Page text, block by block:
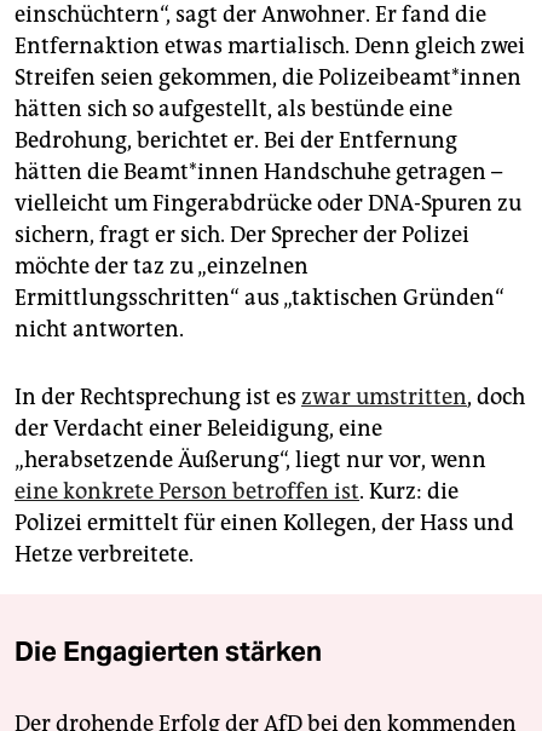
einschüchtern“, sagt der Anwohner. Er fand die
Entfernaktion etwas martialisch. Denn gleich zwei
Streifen seien gekommen, die Polizeibeamt*in­nen
hätten sich so aufgestellt, als bestünde eine
Bedrohung, berichtet er. Bei der Entfernung
hätten die Be­am­t*in­nen Handschuhe getragen –
vielleicht um Fingerabdrücke oder DNA-Spuren zu
sichern, fragt er sich. Der Sprecher der Polizei
möchte der taz zu „einzelnen
Ermittlungsschritten“ aus „taktischen Gründen“
nicht antworten.
In der Rechtsprechung ist es zwar umstritten, doch
der Verdacht einer Beleidigung, eine
„herabsetzende Äußerung“, liegt nur vor, wenn
eine konkrete Person betroffen ist. Kurz: die
Polizei ermittelt für einen Kollegen, der Hass und
Hetze verbreitete.
Die Engagierten stärken
Der drohende Erfolg der AfD bei den kommenden